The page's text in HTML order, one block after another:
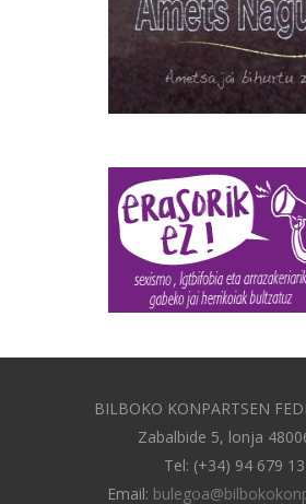
BILBOKO KONPARTSEN
Zabalbide 5, lonja
Tel: (+34) 94 679
Email: